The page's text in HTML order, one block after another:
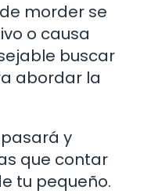
morder se
o causa
buscar
abordar la
y
que contar
tu pequeño.